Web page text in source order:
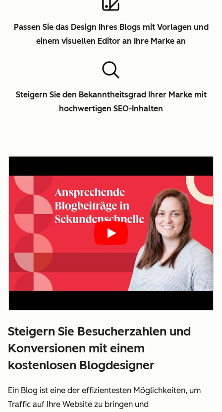
Passen Sie das Design Ihres Blogs mit Vorlagen und
einem visuellen Editor an Ihre Marke an
Steigern Sie den Bekanntheitsgrad Ihrer Marke mit
hochwertigen SEO-Inhalten
Play
Steigern Sie Besucherzahlen und
Konversionen mit einem
kostenlosen Blogdesigner
Ein Blog ist eine der effizientesten Möglichkeiten, um
Traffic auf Ihre Website zu bringen und